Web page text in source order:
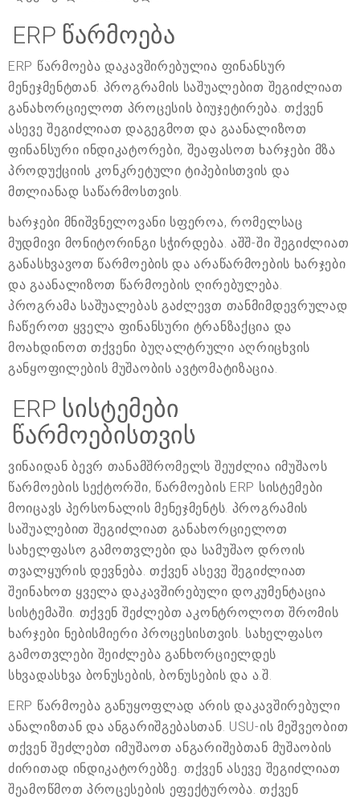
ERP წარმოება
ERP წარმოება დაკავშირებულია ფინანსურ
მენეჯმენტთან. პროგრამის საშუალებით შეგიძლიათ
განახორციელოთ პროცესის ბიუჯეტირება. თქვენ
ასევე შეგიძლიათ დაგეგმოთ და გაანალიზოთ
ფინანსური ინდიკატორები, შეაფასოთ ხარჯები მზა
პროდუქციის კონკრეტული ტიპებისთვის და
მთლიანად საწარმოსთვის.
ხარჯები მნიშვნელოვანი სფეროა, რომელსაც
მუდმივი მონიტორინგი სჭირდება. აშშ-ში შეგიძლიათ
განასხვავოთ წარმოების და არაწარმოების ხარჯები
და გაანალიზოთ წარმოების ღირებულება.
პროგრამა საშუალებას გაძლევთ თანმიმდევრულად
ჩაწეროთ ყველა ფინანსური ტრანზაქცია და
მოახდინოთ თქვენი ბუღალტრული აღრიცხვის
განყოფილების მუშაობის ავტომატიზაცია.
ERP სისტემები
წარმოებისთვის
ვინაიდან ბევრ თანამშრომელს შეუძლია იმუშაოს
წარმოების სექტორში, წარმოების ERP სისტემები
მოიცავს პერსონალის მენეჯმენტს. პროგრამის
საშუალებით შეგიძლიათ განახორციელოთ
სახელფასო გამოთვლები და სამუშაო დროის
თვალყურის დევნება. თქვენ ასევე შეგიძლიათ
შეინახოთ ყველა დაკავშირებული დოკუმენტაცია
სისტემაში. თქვენ შეძლებთ აკონტროლოთ შრომის
ხარჯები ნებისმიერი პროცესისთვის. სახელფასო
გამოთვლები შეიძლება განხორციელდეს
სხვადასხვა ბონუსების, ბონუსების და ა.შ.
ERP წარმოება განუყოფლად არის დაკავშირებული
ანალიზთან და ანგარიშგებასთან. USU-ის მეშვეობით
თქვენ შეძლებთ იმუშაოთ ანგარიშებთან მუშაობის
ძირითად ინდიკატორებზე. თქვენ ასევე შეგიძლიათ
შეამოწმოთ პროცესების ეფექტურობა. თქვენ